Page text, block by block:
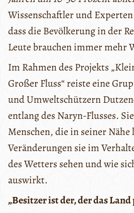
Wissenschaftler und
dass die Bevölkerung in der
Leute brauchen immer mehr
Im Rahmen des Projekts
Großer Fluss“ reiste eine
und Umweltschützern
entlang des Naryn-Flusses.
Menschen, die in seiner Nähe
Veränderungen sie im
des Wetters sehen und wie
auswirkt.
„Besitzer ist der, der das